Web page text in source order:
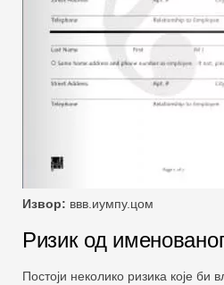
Извор: ввв.иумпу.цом
Ризик од
Постоји неколико ризика које би